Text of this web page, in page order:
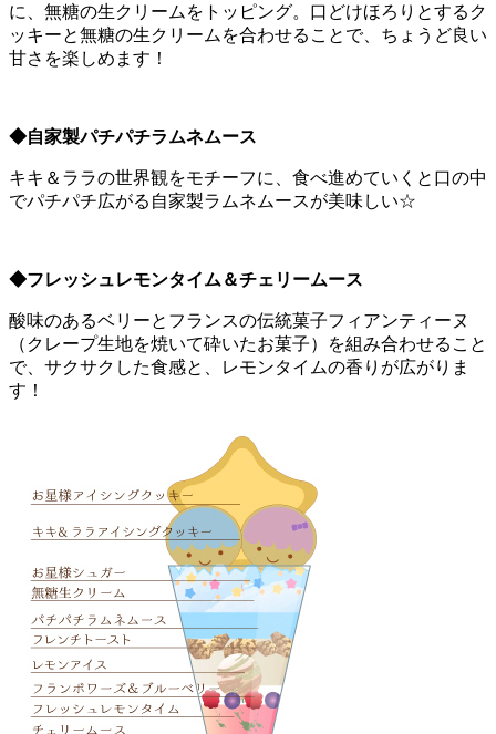
に、無糖の生クリームをトッピング。口どけほろりとするク
ッキーと無糖の生クリームを合わせることで、ちょうど良い
甘さを楽しめます！
◆自家製パチパチラムネムース
キキ＆ララの世界観をモチーフに、食べ進めていくと口の中
でパチパチ広がる自家製ラムネムースが美味しい☆
◆フレッシュレモンタイム＆チェリームース
酸味のあるベリーとフランスの伝統菓子フィアンティーヌ
（クレープ生地を焼いて砕いたお菓子）を組み合わせること
で、サクサクした食感と、レモンタイムの香りが広がりま
す！